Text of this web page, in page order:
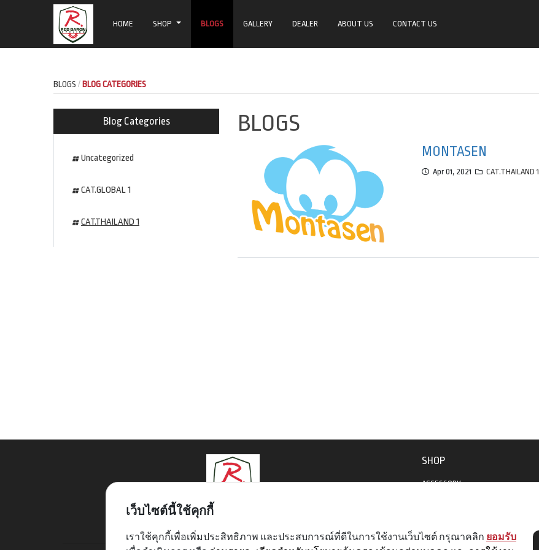
เว็บไซต์นี้ใช้คุกกี้
เราใช้คุกกี้เพื่อเพิ่มประสิทธิภาพ และประสบการณ์ที่ดีในการใช้งานเว็บไซต์ กรุณาคลิก ยอมรับ
HOME SHOP BLOGS GALLERY DEALER ABOUT US CONTACT US
BLOGS BLOG CATEGORIES
Blog Categories
Uncategorized
CAT.GLOBAL 1
CAT.THAILAND 1
BLOGS
MONTASEN
Apr 01, 2021 CAT.THAILAND 1
2/4 ซ.รามอินทรา75 แยก2
SHOP
ACCESSORY
BIKES